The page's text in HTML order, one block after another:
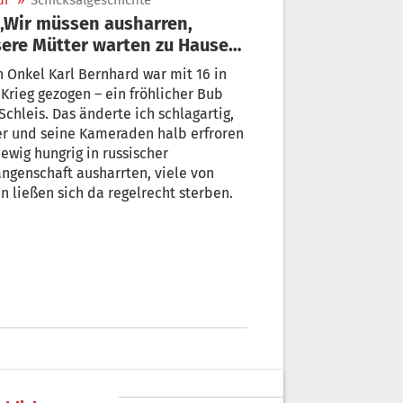
Mütter warten zu Hause
in
gezogen – ein fröhlicher Bub
Das änderte ich schlagartig,
und seine Kameraden halb erfroren
hungrig in russischer
ausharrten, viele von
ließen sich da regelrecht sterben.